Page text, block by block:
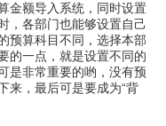
金额导入系统，同时设置
，各部门也能够设置自己
预算科目不同，选择本部
的一点，就是设置不同的
是非常重要的哟，没有预
来，最后可是要成为“背